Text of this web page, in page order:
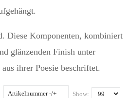
Diese Komponenten, kombiniert
glänzenden Finish unter
ihrer Poesie beschriftet.
Artikelnummer -/+ Show: